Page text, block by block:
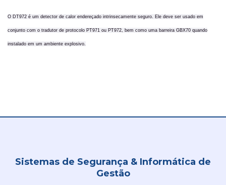
O DT972 é um detector de calor endereçado intrinsecamente seguro. Ele deve ser usado em
conjunto com o tradutor de protocolo PT971 ou PT972, bem como uma barreira GBX70 quando
instalado em um ambiente explosivo.
Sistemas de Segurança & Informática de
Gestão